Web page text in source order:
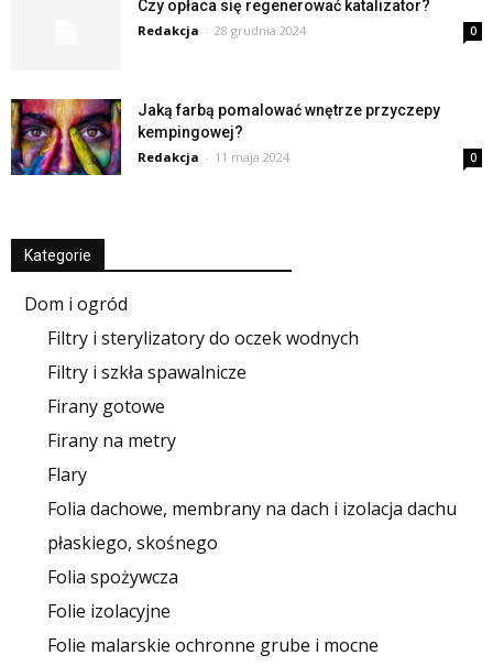
Czy opłaca się regenerować katalizator?
Redakcja - 28 grudnia 2024 0
Jaką farbą pomalować wnętrze przyczepy
kempingowej?
Redakcja - 11 maja 2024 0
Kategorie
Dom i ogród
Filtry i sterylizatory do oczek wodnych
Filtry i szkła spawalnicze
Firany gotowe
Firany na metry
Flary
Folia dachowe, membrany na dach i izolacja dachu
płaskiego, skośnego
Folia spożywcza
Folie izolacyjne
Folie malarskie ochronne grube i mocne